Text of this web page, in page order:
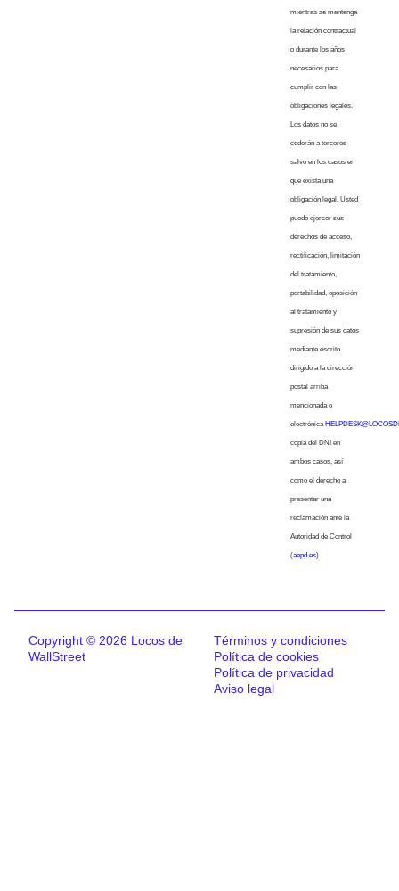
mientras se mantenga
la relación contractual
o durante los años
necesarios para
cumplir con las
obligaciones legales.
Los datos no se
cederán a terceros
salvo en los casos en
que exista una
obligación legal. Usted
puede ejercer sus
derechos de acceso,
rectificación, limitación
del tratamiento,
portabilidad, oposición
al tratamiento y
supresión de sus datos
mediante escrito
dirigido a la dirección
postal arriba
mencionada o
electrónica
copia del DNI en
ambos casos, así
como el derecho a
presentar una
reclamación ante la
Autoridad de Control
(aepd.es).
Copyright © 2026 Locos de
WallStreet
Términos y condiciones
Política de cookies
Política de privacidad
Aviso legal